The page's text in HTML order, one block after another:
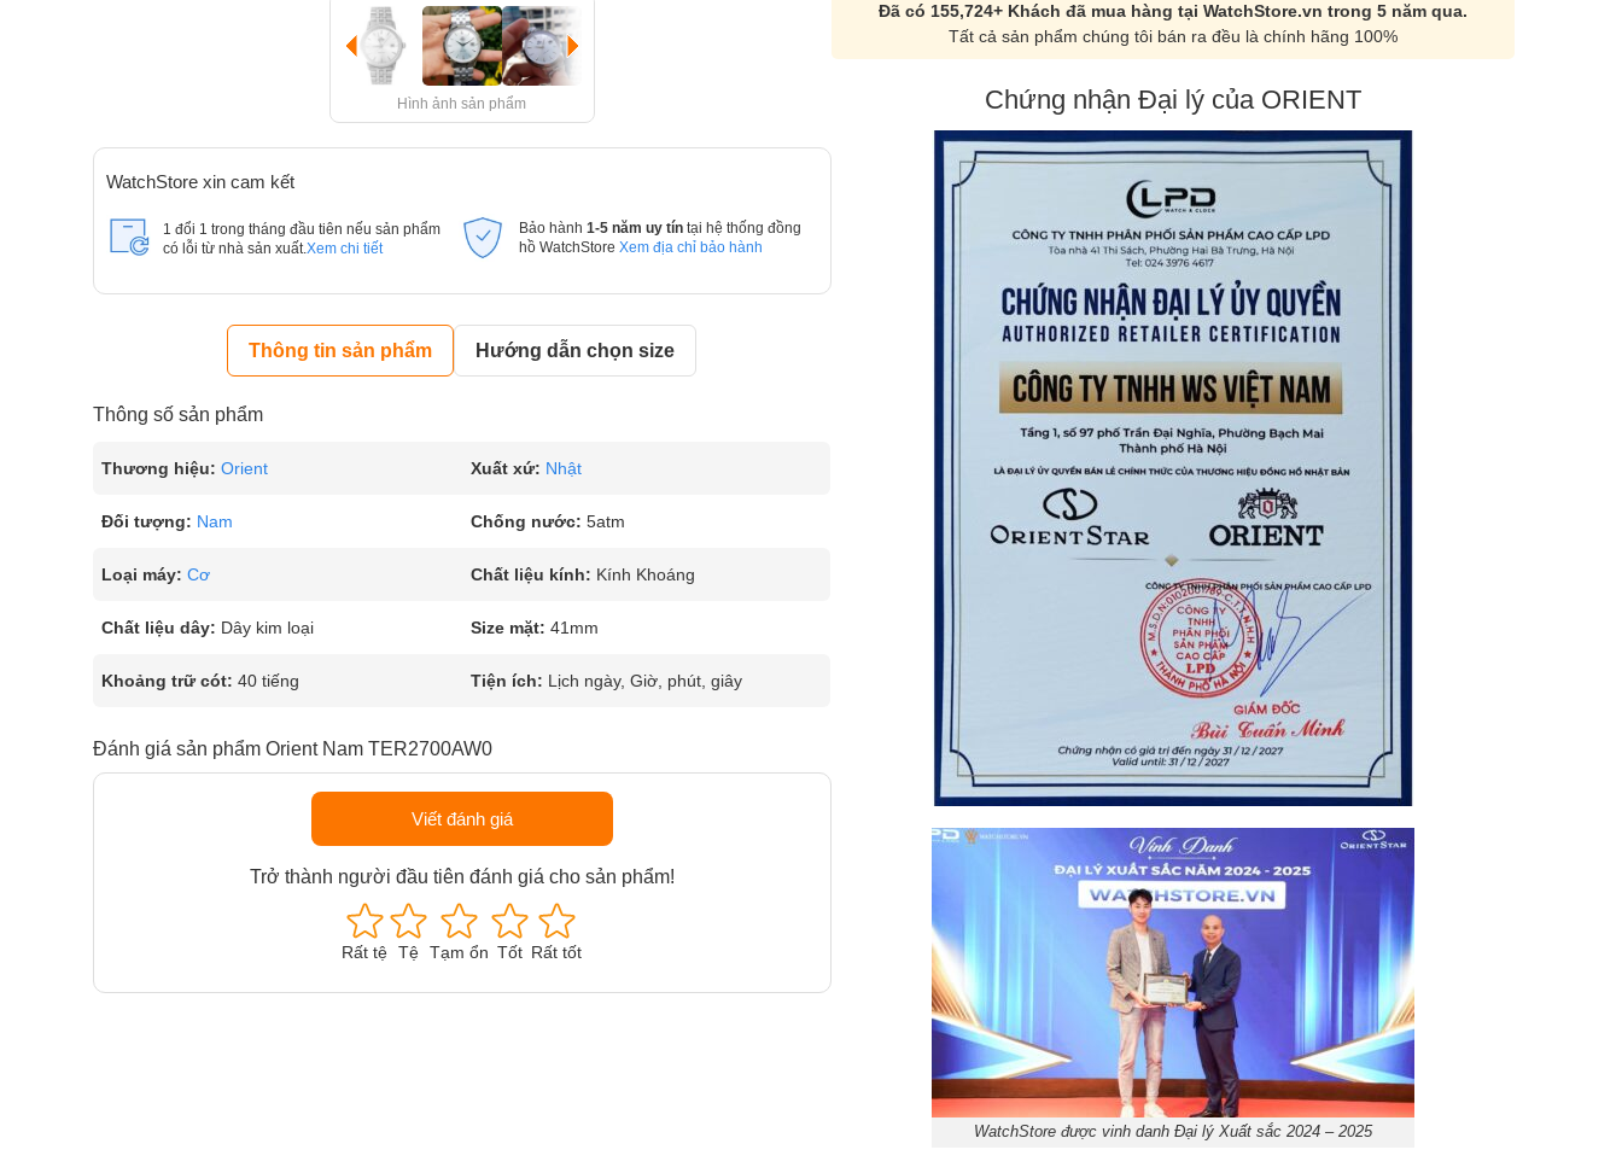
Hình ảnh sản phẩm
WatchStore xin cam kết
1 đổi 1 trong tháng đầu tiên nếu sản phẩm
có lỗi từ nhà sản xuất. Xem chi tiết
Bảo hành 1-5 năm uy tín tại hệ thống đồng
hồ WatchStore Xem địa chỉ bảo hành
Thông tin sản phẩm Hướng dẫn chọn size
Thông số sản phẩm
Thương hiệu: Orient Xuất xứ: Nhật
Đối tượng: Nam Chống nước: 5atm
Loại máy: Cơ Chất liệu kính: Kính Khoáng
Chất liệu dây: Dây kim loại Size mặt: 41mm
Khoảng trữ cót: 40 tiếng Tiện ích: Lịch ngày, Giờ, phút, giây
Đánh giá sản phẩm Orient Nam TER2700AW0
Viết đánh giá
Trở thành người đầu tiên đánh giá cho sản phẩm!
Rất tệ Tệ Tạm ổn Tốt Rất tốt
Đã có 155,724+ Khách đã mua hàng tại WatchStore.vn trong 5 năm qua.
Tất cả sản phẩm chúng tôi bán ra đều là chính hãng 100%
Chứng nhận Đại lý của ORIENT
WatchStore được vinh danh Đại lý Xuất sắc 2024 – 2025